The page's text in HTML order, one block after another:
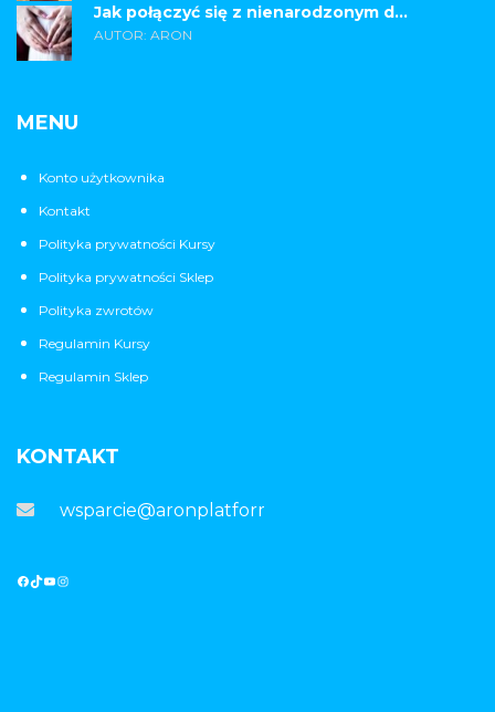
Jak połączyć się z nienarodzonym d...
AUTOR: ARON
MENU
Konto użytkownika
Kontakt
Polityka prywatności Kursy
Polityka prywatności Sklep
Polityka zwrotów
Regulamin Kursy
Regulamin Sklep
KONTAKT
wsparcie@aronplatforma.pl